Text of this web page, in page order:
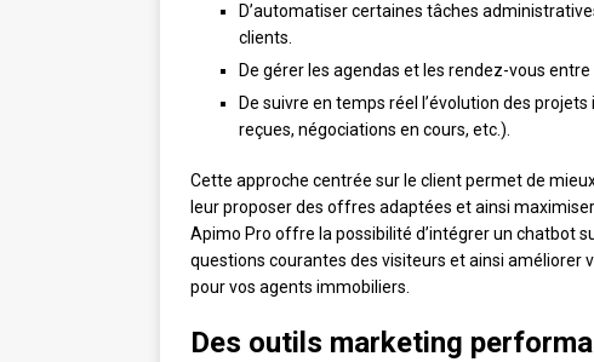
D’automatiser certaines tâches
clients.
De gérer les agendas et les rendez-vous
De suivre en temps réel l’évolution des
reçues, négociations en cours, etc.).
Cette approche centrée sur le client permet de
leur proposer des offres adaptées et ainsi
Apimo Pro offre la possibilité d’intégrer un chatbot
questions courantes des visiteurs et ainsi
pour vos agents immobiliers.
Des outils marketing